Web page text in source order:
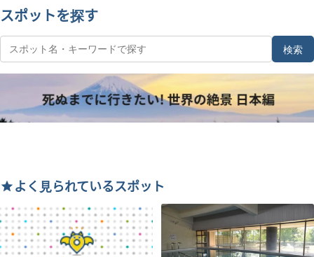
スポットを探す
検索
よく見られているスポット